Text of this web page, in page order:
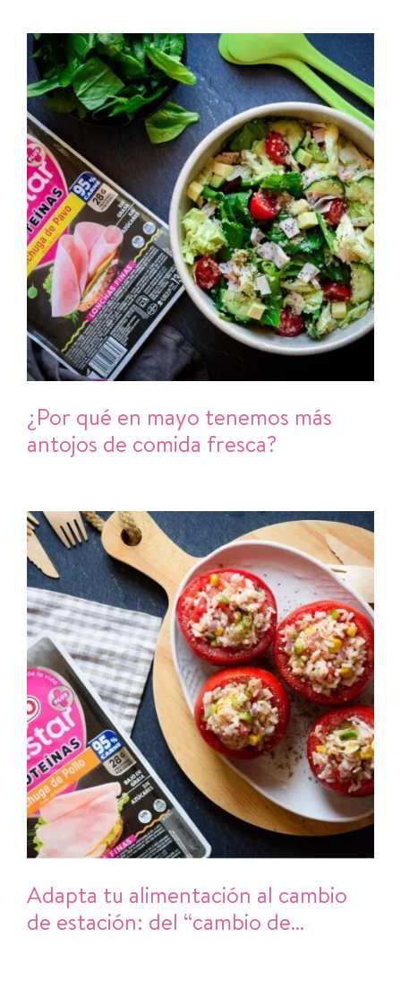
¿Por qué en mayo tenemos más
antojos de comida fresca?
Adapta tu alimentación al cambio
de estación: del “cambio de